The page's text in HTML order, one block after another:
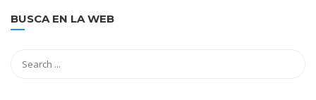
BUSCA EN LA WEB